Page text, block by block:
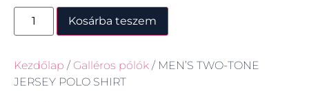
Kosárba teszem
Kezdőlap / Galléros pólók / MEN’S TWO-TONE
JERSEY POLO SHIRT